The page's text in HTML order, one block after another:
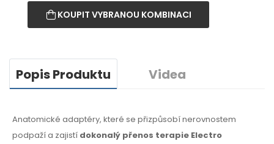
KOUPIT VYBRANOU KOMBINACI
Popis Produktu Videa
Anatomické adaptéry, které se přizpůsobí nerovnostem
podpažía zajistí dokonalý přenos terapie Electro